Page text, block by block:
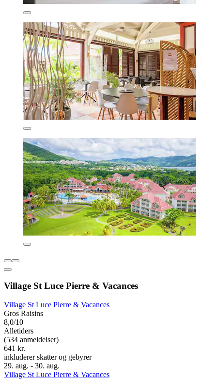
Village St Luce Pierre & Vacances
Village St Luce Pierre & Vacances
Gros Raisins
8,0/10
Alletiders
(534 anmeldelser)
641 kr.
inkluderer skatter og gebyrer
29. aug. - 30. aug.
Village St Luce Pierre & Vacances